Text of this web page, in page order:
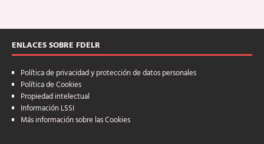
ENLACES SOBRE FDELR
Política de privacidad y protección de datos personales
Política de Cookies
Propiedad intelectual
Información LSSI
Más información sobre las Cookies